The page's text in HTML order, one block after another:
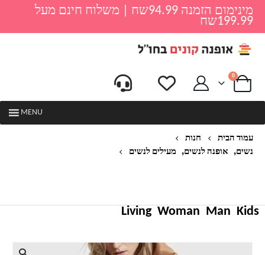
מינימום הזמנה 94.99שח | משלוח חינם מעל
199.99שח
0
MENU
עמוד הבית
חנות
נשים, אופנה לנשים, מעילים לנשים
Kids
Man
Woman
Living